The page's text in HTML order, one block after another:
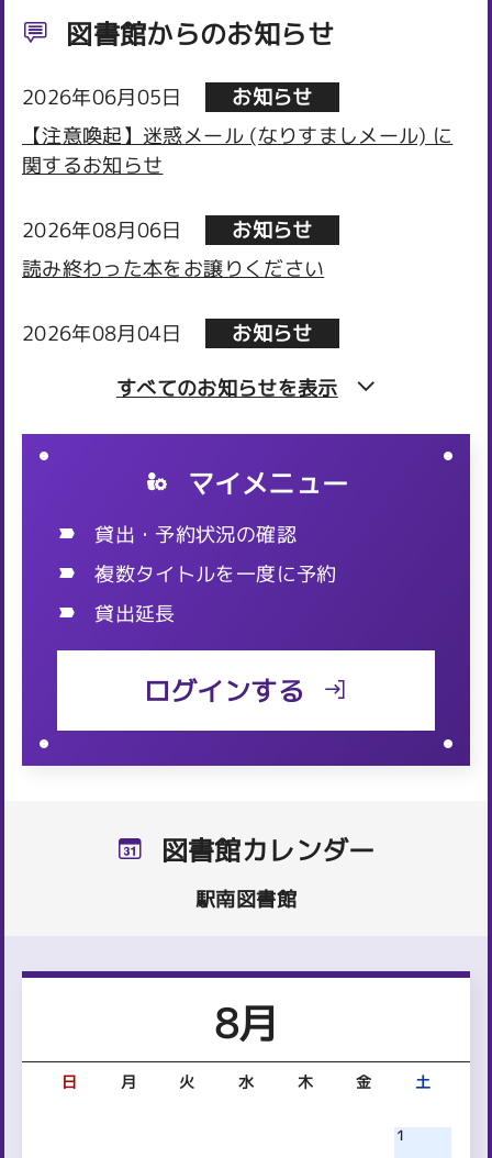
図書館からのお知らせ
2026年06月05日
お知らせ
【注意喚起】迷惑メール (なりすましメール) に
関するお知らせ
2026年08月06日
お知らせ
読み終わった本をお譲りください
2026年08月04日
お知らせ
図書館NEWS⑫（岡出山）夏休み児童イベントを
開催しました！
2026年08月04日
お知らせ
パパの読み聞かせ講座を開催します！
2026年08月03日
お知らせ
【駅南図書館】夏休み子ども英語講座を開催しま
2026年08月02日
お知らせ
藤枝電子図書館に新しい本が入りました
【岡部図書館】夏の特別おはなし会を開催しまし
すべてのお知らせを表示
マイメニュー
貸出・予約状況の確認
複数タイトルを一度に予約
貸出延長
ログインする
図書館カレンダー
駅南図書館
8月
日 月 火 水 木 金 土
1